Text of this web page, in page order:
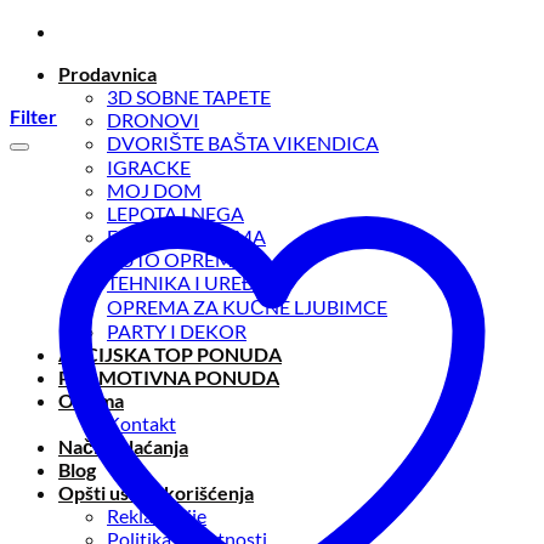
Preskoči
sadržajProdavnica
3D SOBNE TAPETE
DRONOVI
DVORIŠTE BAŠTA VIKENDICA
IGRACKE
MOJ DOM
LEPOTA I NEGA
FITNESS OPREMA
AUTO OPREMA
TEHNIKA I UREĐAJI
OPREMA ZA KUĆNE LJUBIMCE
PARTY I DEKOR
AKCIJSKA TOP PONUDA
PROMOTIVNA PONUDA
O nama
Kontakt
Načini plaćanja
Blog
Opšti uslovi korišćenja
Reklamacije
Politika privatnosti
Filter